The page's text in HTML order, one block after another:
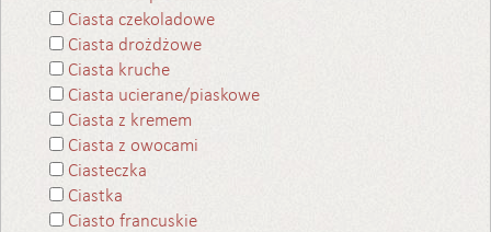
Ciasta czekoladowe
Ciasta drożdżowe
Ciasta kruche
Ciasta ucierane/piaskowe
Ciasta z kremem
Ciasta z owocami
Ciasteczka
Ciastka
Ciasto francuskie